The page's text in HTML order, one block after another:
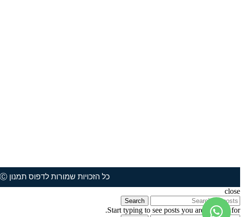
כל הזכויות שמורות לדפוס תמנון Ⓒ
close
Search
Start typing to see posts you are looking for.